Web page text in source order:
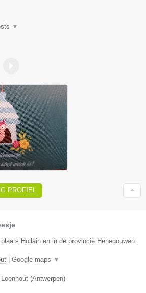
▼
PROFIEL
Hollain en in de provincie Henegouwen.
Google maps ▼
Loenhout (Antwerpen)